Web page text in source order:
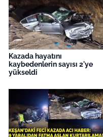
Kazada hayatını
kaybedenlerin sayısı 2'ye
yükseldi
Finans
Genel-A
Gündem-Eğitim